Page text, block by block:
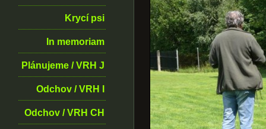
Krycí psi
In memoriam
Plánujeme / VRH J
Odchov / VRH I
Odchov / VRH CH